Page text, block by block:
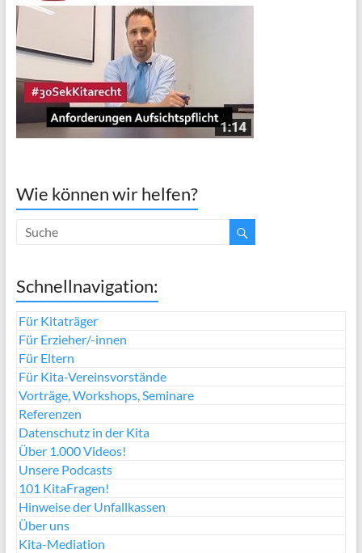
Wie können wir helfen?
Schnellnavigation:
Für Kitaträger
Für Erzieher/-innen
Für Eltern
Für Kita-Vereinsvorstände
Vorträge, Workshops, Seminare
Referenzen
Datenschutz in der Kita
Über 1.000 Videos!
Unsere Podcasts
101 KitaFragen!
Hinweise der Unfallkassen
Über uns
Kita-Mediation